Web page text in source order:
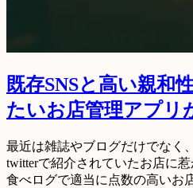
既存SNSと高い親和
たいお店管理アプリ
最近は雑誌やブログだけでなく
twitterで紹介されていたお店に惹
食べログで適当に点数の高いお